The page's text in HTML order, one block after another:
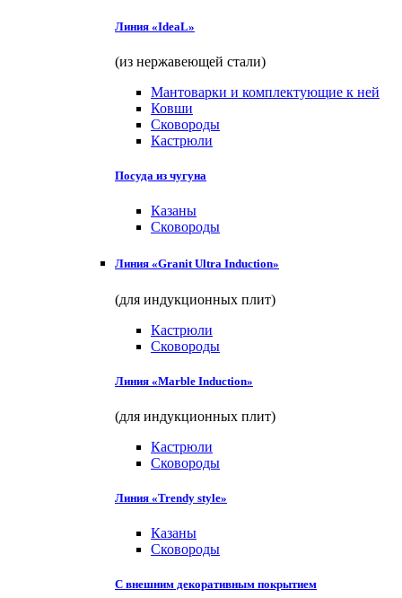
Линия «IdeaL»
(из нержавеющей стали)
Мантоварки и комплектующие к ней
Ковши
Сковороды
Кастрюли
Посуда из чугуна
Казаны
Сковороды
Линия «Granit Ultra Induction»
(для индукционных плит)
Кастрюли
Сковороды
Линия «Marble Induction»
(для индукционных плит)
Кастрюли
Сковороды
Линия «Trendy style»
Казаны
Сковороды
С внешним декоративным покрытием